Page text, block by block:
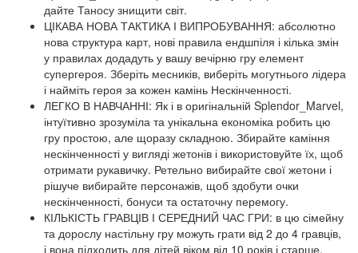
дайте Таносу знищити світ.
ЦІКАВА НОВА ТАКТИКА І ВИПРОБУВАННЯ: абсолютно
нова структура карт, нові правила ендшпіля і кілька змін
у правилах додадуть у вашу вечірню гру елемент
супергероя. Зберіть месників, виберіть могутнього лідера
і найміть героя за кожен камінь Нескінченності.
ЛЕГКО В НАВЧАННІ: Як і в оригінальній Splendor_Marvel,
інтуїтивно зрозуміла та унікальна економіка робить цю
гру простою, але щоразу складною. Збирайте каміння
нескінченності у вигляді жетонів і використовуйте їх, щоб
отримати рукавичку. Ретельно вибирайте свої жетони і
рішуче вибирайте персонажів, щоб здобути очки
нескінченності, бонуси та остаточну перемогу.
КІЛЬКІСТЬ ГРАВЦІВ І СЕРЕДНИЙ ЧАС ГРИ: в цю сімейну
та дорослу настільну гру можуть грати від 2 до 4 гравців,
і вона підходить для дітей віком від 10 років і старше.